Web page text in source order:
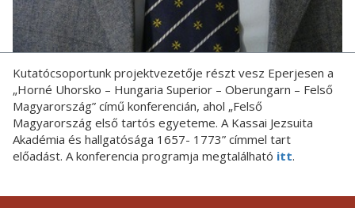
Kutatócsoportunk projektvezetője részt vesz Eperjesen a
„Horné Uhorsko – Hungaria Superior – Oberungarn – Felső
Magyarország” című konferencián, ahol „Felső
Magyarország első tartós egyeteme. A Kassai Jezsuita
Akadémia és hallgatósága 1657- 1773” címmel tart
előadást. A konferencia programja megtalálható itt.